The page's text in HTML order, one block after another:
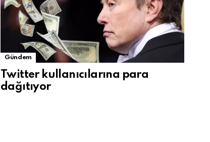
Gündem
Twitter kullanıcılarına para
dağıtıyor